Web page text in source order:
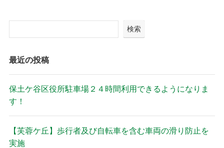
検索
最近の投稿
保土ケ谷区役所駐車場２４時間利用できるようになりま
す！
【芙蓉ケ丘】歩行者及び自転車を含む車両の滑り防止を
実施